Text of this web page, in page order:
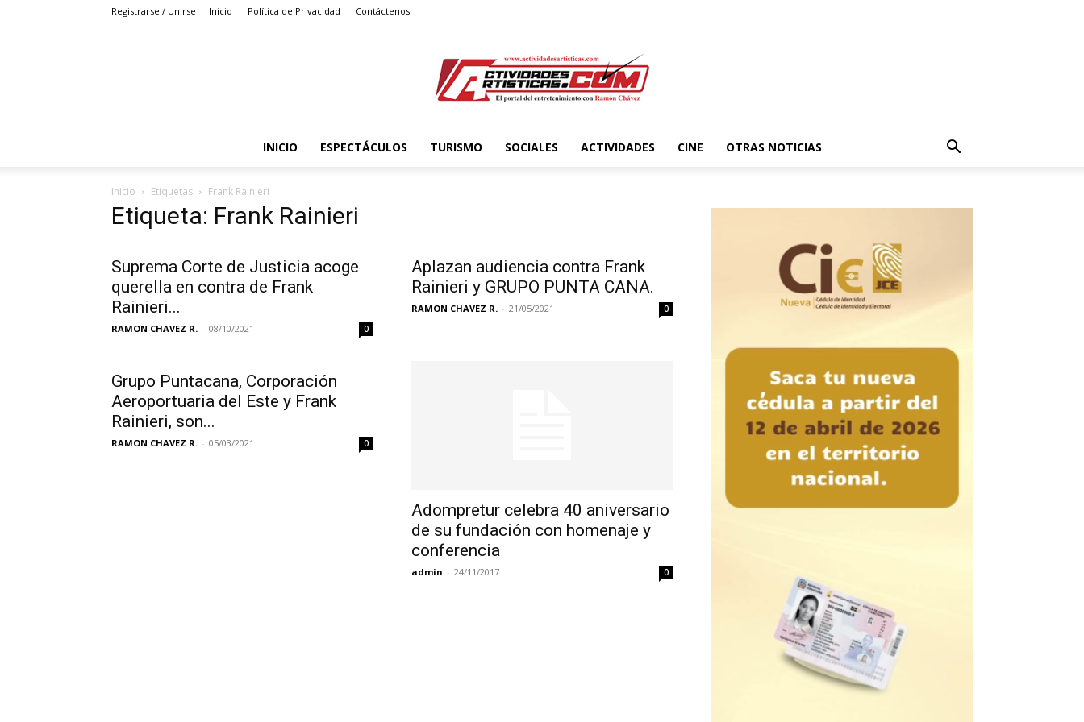
Registrarse / Unirse Inicio Política de Privacidad Contáctenos
Actividadesartisticas.com
INICIO ESPECTÁCULOS TURISMO SOCIALES ACTIVIDADES CINE OTRAS NOTICIAS
Inicio Etiquetas Frank Rainieri
Etiqueta: Frank Rainieri
Suprema Corte de Justicia acoge
querella en contra de Frank
Rainieri...
RAMON CHAVEZ R. - 08/10/2021 0
Aplazan audiencia contra Frank
Rainieri y GRUPO PUNTA CANA.
RAMON CHAVEZ R. - 21/05/2021 0
Grupo Puntacana, Corporación
Aeroportuaria del Este y Frank
Rainieri, son...
RAMON CHAVEZ R. - 05/03/2021 0
Adompretur celebra 40 aniversario
de su fundación con homenaje y
conferencia
admin - 24/11/2017 0